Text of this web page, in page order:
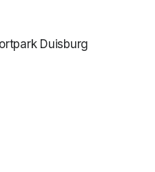
Duisburg